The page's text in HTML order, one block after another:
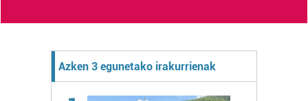
Azken 3 egunetako irakurrienak